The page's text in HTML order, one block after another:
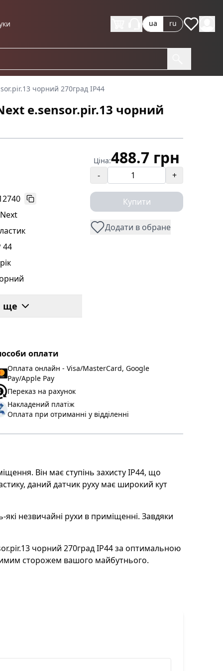
ua ru
чорний 270град IP44
e.sensor.pir.13 чорний
44
ще
Ціна:488.7 грн
- +
Купити
Додати в обране
оплати
Оплата онлайн - Visa/MasterCard, Google
Pay/Apple Pay
Переказ на рахунок
Накладений платіж
Оплата при отриманні у відділенні
Він має ступінь захисту IP44, що
даний датчик руху має широкий кут
незвичайні рухи в приміщенні. Завдяки
чорний 270град IP44 за оптимальною
сторожем вашого майбутнього.